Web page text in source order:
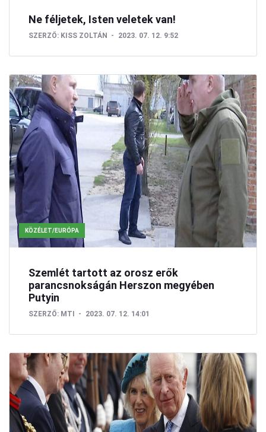
Ne féljetek, Isten veletek van!
SZERZŐ: KISS ZOLTÁN 2023. 07. 12. 9:52
KÖZÉLET/EURÓPA
Szemlét tartott az orosz erők
parancsnokságán Herszon megyében
Putyin
SZERZŐ: MTI 2023. 07. 12. 14:01